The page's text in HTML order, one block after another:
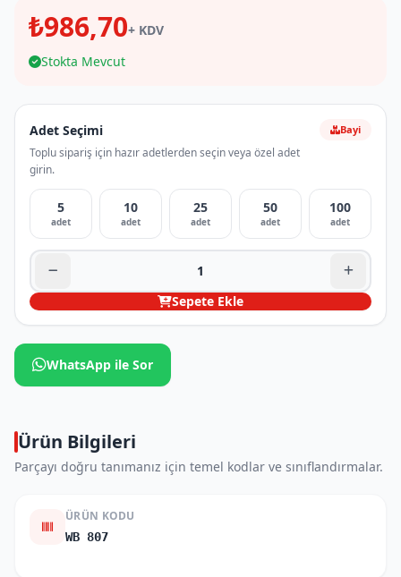
₺986,70+ KDV
Stokta Mevcut
Adet Seçimi
Toplu sipariş için hazır adetlerden seçin veya özel adet
girin.
Bayi
5
adet
10
adet
25
adet
50
adet
100
adet
Sepete Ekle
WhatsApp ile Sor
Ürün Bilgileri
Parçayı doğru tanımanız için temel kodlar ve sınıflandırmalar.
ÜRÜN KODU
WB 807